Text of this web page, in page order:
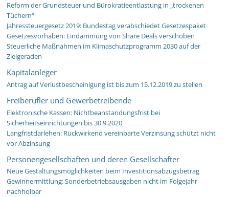
Reform der Grundsteuer und Bürokratieentlastung in „trockenen
Tüchern“
Jahressteuergesetz 2019: Bundestag verabschiedet Gesetzespaket
Gesetzesvorhaben: Eindämmung von Share Deals verschoben
Steuerliche Maßnahmen im Klimaschutzprogramm 2030 auf der
Zielgeraden
Kapitalanleger
Antrag auf Verlustbescheinigung ist bis zum 15.12.2019 zu stellen
Freiberufler und Gewerbetreibende
Elektronische Kassen: Nichtbeanstandungsfrist bei
Sicherheitseinrichtungen bis 30.9.2020
Langfristdarlehen: Rückwirkend vereinbarte Verzinsung schützt nicht
vor Abzinsung
Personengesellschaften und deren Gesellschafter
Neue Gestaltungsmöglichkeiten beim Investitionsabzugsbetrag
Gewinnermittlung: Sonderbetriebsausgaben nicht im Folgejahr
nachholbar